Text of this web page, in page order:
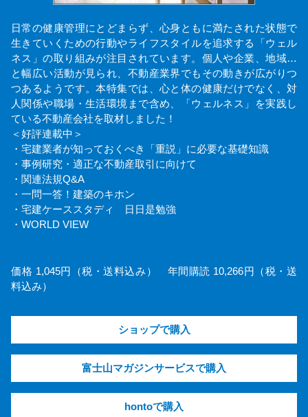
日常の健康管理にとどまらず、心身ともに満たされた状態で
生きていくための行動やライフスタイルを追求する「ウェル
ネス」の取り組みが注目されています。個人や企業、地域…
と幅広い活動が見られ、不動産業界でもその動きが広がりつ
つあるようです。本特集では、心と体の健康だけでなく、対
人関係や職場・生活環境まで含め、「ウェルネス」を実践し
ている不動産会社を取材しました！
＜好評連載中＞
・宅建業者が知っておくべき「重説」に必要な基礎知識
・事例研究・適正な不動産取引に向けて
・関連法規Q&A
・一問一答！建築のキホン
・宅建ケーススタディ 日日是勉強
・WORLD VIEW
価格 1,045円（税・送料込み） 年間購読 10,266円（税・送
料込み）
ショップで購入
富士山マガジンサービスで購入
hontoで購入